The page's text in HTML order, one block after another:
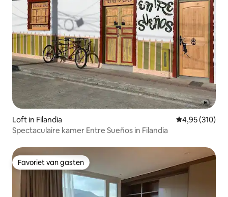
Loft in Filandia Gemiddelde
4,95 (310)
Spectaculaire kamer Entre Sueños in Filandia
Favoriet van gasten
Favoriet van gasten